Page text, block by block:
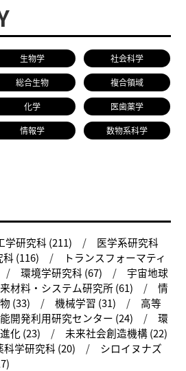
生物学 社会科学
総合生物 複合領域
化学 医歯薬学
情報学 数物系科学
学研究科 (211)
医学系研究科
(116)
トランスフォーマティ
環境学研究科 (67)
宇宙地球
材料・システム研究所 (61)
情
(33) 機械学習 (31)
高等
開発利用研究センター (24)
環
進化 (23)
未来社会創造機構 (22)
科学研究科 (20)
シロイヌナズ